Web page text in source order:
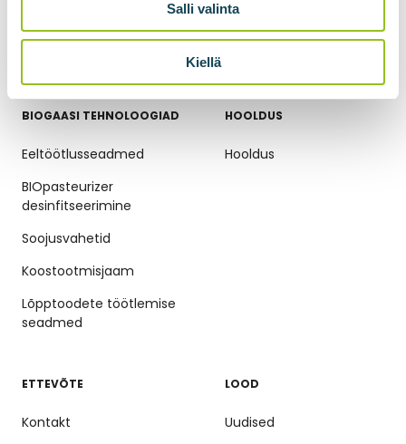
Salli valinta
Kiellä
BIOliquefier
süsinikdioksiidi
BIOGAASI TEHNOLOOGIAD
Eeltöötlusseadmed
BIOpasteurizer
desinfitseerimine
Soojusvahetid
Koostootmisjaam
Lõpptoodete töötlemise
seadmed
HOOLDUS
Hooldus
ETTEVÕTE
Kontakt
LOOD
Uudised